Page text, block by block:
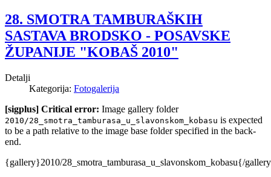
28. SMOTRA TAMBURAŠKIH
SASTAVA BRODSKO - POSAVSKE
ŽUPANIJE "KOBAŠ 2010"
Detalji
Kategorija: Fotogalerija
[sigplus] Critical error: Image gallery folder
2010/28_smotra_tamburasa_u_slavonskom_kobasu is expected
to be a path relative to the image base folder specified in the back-
end.
{gallery}2010/28_smotra_tamburasa_u_slavonskom_kobasu{/